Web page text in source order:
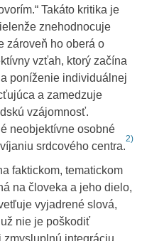
Takáto kritika je
znehodnocuje
zároveň ho oberá o
vzťah, ktorý začína
poníženie individuálnej
a zamedzuje
vzájomnosť.
neobjektívne osobné
srdcového centra.
2)
faktickom, tematickom
na človeka a jeho dielo,
vyjadrené slová,
nie je poškodiť
integráciu.